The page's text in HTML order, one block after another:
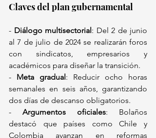
Claves del plan gubernamental
- Diálogo multisectorial: Del 2 de junio
al 7 de julio de 2024 se realizarán foros
con sindicatos, empresarios y
académicos para diseñar la transición.
- Meta gradual: Reducir ocho horas
semanales en seis años, garantizando
dos días de descanso obligatorios.
- Argumentos oficiales: Bolaños
destacó que países como Chile y
Colombia avanzan en reformas